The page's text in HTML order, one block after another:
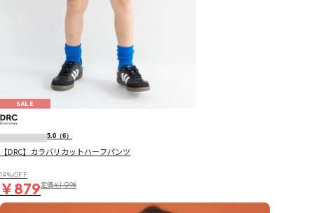
SALE
5.0 （6）
【DRC】カラバリカットハーフパンツ
19％OFF
￥879定価￥1,098